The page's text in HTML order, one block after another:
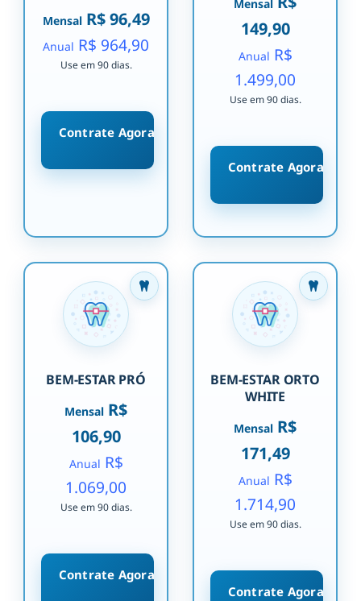
MensalR$ 96,49
Anual R$ 964,90
Use em 90 dias.
Contrate Agora
Mensal
149,90
Anual R$
1.499,00
Use em 90 dias.
Contrate Agora
BEM-ESTAR PRÓ
Mensal R$
106,90
Anual R$
1.069,00
Use em 90 dias.
Contrate Agora
BEM-ESTAR ORTO
WHITE
Mensal R$
171,49
Anual R$
1.714,90
Use em 90 dias.
Contrate Agora